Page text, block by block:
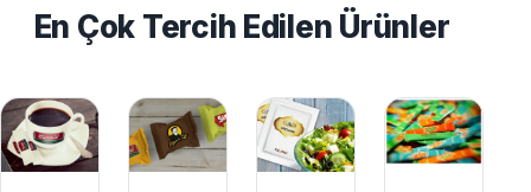
En Çok Tercih Edilen Ürünler